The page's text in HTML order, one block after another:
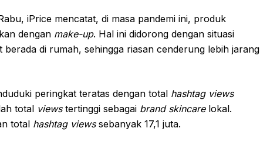
iPrice mencatat, di masa pandemi ini, produk
dengan make-up. Hal ini didorong dengan situasi
berada di rumah, sehingga riasan cenderung lebih jarang
peringkat teratas dengan total hashtag views
total viewstertinggi sebagai brand skincare lokal.
total hashtag viewssebanyak 17,1 juta.